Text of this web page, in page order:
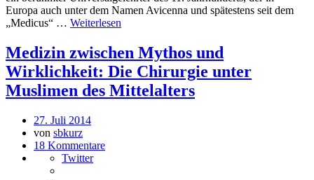
Europa auch unter dem Namen Avicenna und spätestens seit dem
„Medicus“ … Weiterlesen
Medizin zwischen Mythos und
Wirklichkeit: Die Chirurgie unter
Muslimen des Mittelalters
27. Juli 2014
von sbkurz
18 Kommentare
Twitter